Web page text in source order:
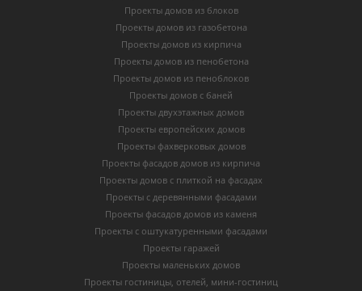
Проекты домов из блоков
Проекты домов из газобетона
Проекты домов из кирпича
Проекты домов из пенобетона
Проекты домов из пеноблоков
Проекты домов с баней
Проекты двухэтажных домов
Проекты европейских домов
Проекты фахверковых домов
Проекты фасадов домов из кирпича
Проекты домов с плиткой на фасадах
Проекты с деревянными фасадами
Проекты фасадов домов из каменя
Проекты с оштукатуренными фасадами
Проекты гаражей
Проекты маленьких домов
Проекты гостиницы, отелей, мини-гостиниц